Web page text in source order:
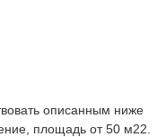
описанным ниже
площадь от 50 м22.